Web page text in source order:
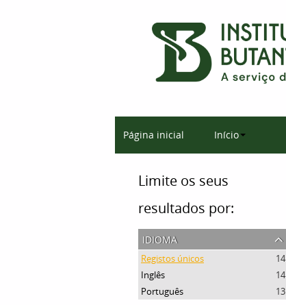
Página inicial Início
Limite os seus
resultados por:
idioma
Registos únicos
14
Inglês
14
Português
13